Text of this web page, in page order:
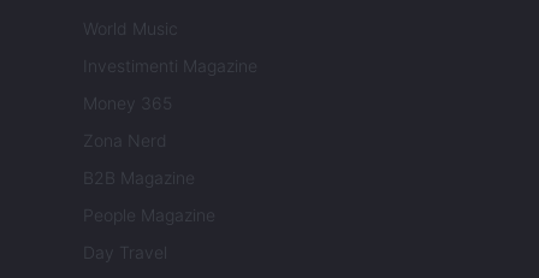
World Music
Investimenti Magazine
Money 365
Zona Nerd
B2B Magazine
People Magazine
Day Travel